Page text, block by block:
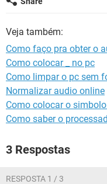
GUIA DE COMPRAS
Veja também:
Como faço pra obter o
Como colocar _ no pc
Como limpar o pc sem
Normalizar audio online
Como colocar o
Como saber o
3 Respostas
RESPOSTA 1 / 3